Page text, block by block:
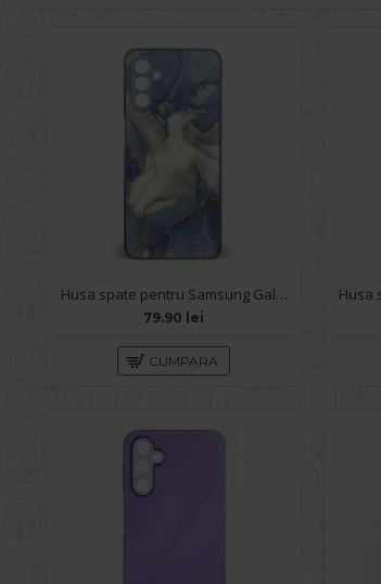
Husa spate pentru Samsung Galaxy A14- Deli Case Albastru
79.90 lei
CUMPARA